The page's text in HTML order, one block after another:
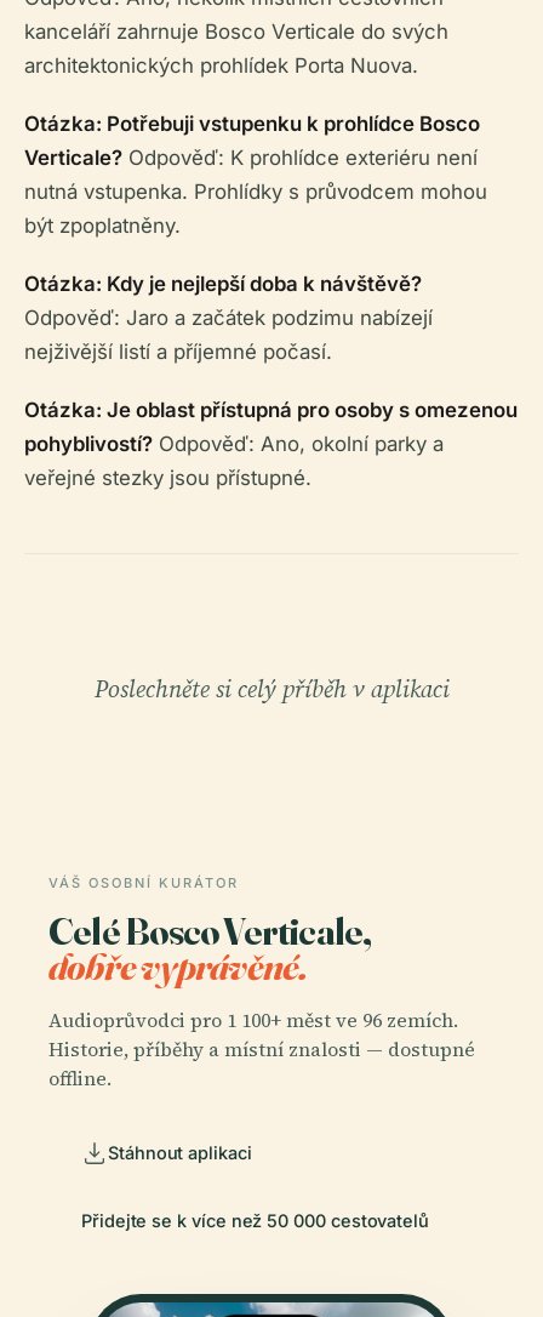
kanceláří zahrnuje Bosco Verticale do svých
architektonických prohlídek Porta Nuova.
Otázka: Potřebuji vstupenku k prohlídce Bosco
Verticale? Odpověď: K prohlídce exteriéru není
nutná vstupenka. Prohlídky s průvodcem mohou
být zpoplatněny.
Otázka: Kdy je nejlepší doba k návštěvě?
Odpověď: Jaro a začátek podzimu nabízejí
nejživější listí a příjemné počasí.
Otázka: Je oblast přístupná pro osoby s omezenou
pohyblivostí? Odpověď: Ano, okolní parky a
veřejné stezky jsou přístupné.
Poslechněte si celý příběh v aplikaci
VÁŠ OSOBNÍ KURÁTOR
Celé Bosco Verticale,
dobře vyprávěné.
Audioprůvodci pro 1 100+ měst ve 96 zemích.
Historie, příběhy a místní znalosti — dostupné
offline.
Stáhnout aplikaci
Přidejte se k více než 50 000 cestovatelů